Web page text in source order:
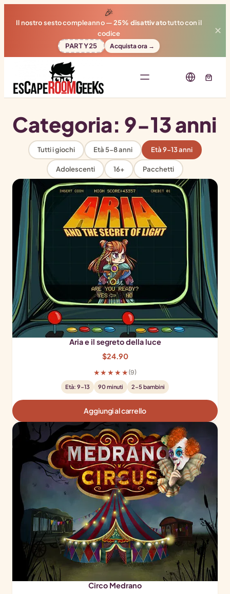
🎉
Il nostro sesto compleanno —25% disattivatotutto con il
codice
PARTY25
Acquista ora →
✕
Categoria: 9-13 anni
Tutti i giochi Età 5-8 anni Età 9-13 anni
Adolescenti 16+ Pacchetti
Aria e il segreto della luce
$24.90
★★★★★ (9)
Età: 9-13 90 minuti 2-5 bambini
Aggiungi al carrello
Circo Medrano